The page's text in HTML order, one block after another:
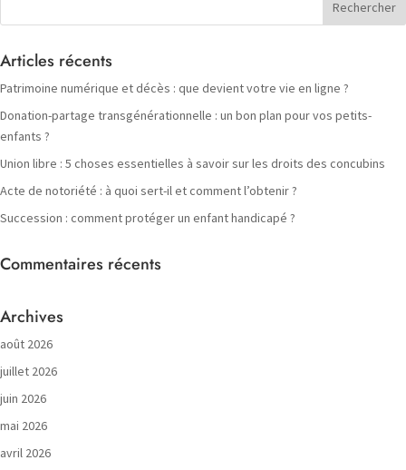
Articles récents
Patrimoine numérique et décès : que devient votre vie en ligne ?
Donation-partage transgénérationnelle : un bon plan pour vos petits-
enfants ?
Union libre : 5 choses essentielles à savoir sur les droits des concubins
Acte de notoriété : à quoi sert-il et comment l’obtenir ?
Succession : comment protéger un enfant handicapé ?
Commentaires récents
Archives
août 2026
juillet 2026
juin 2026
mai 2026
avril 2026